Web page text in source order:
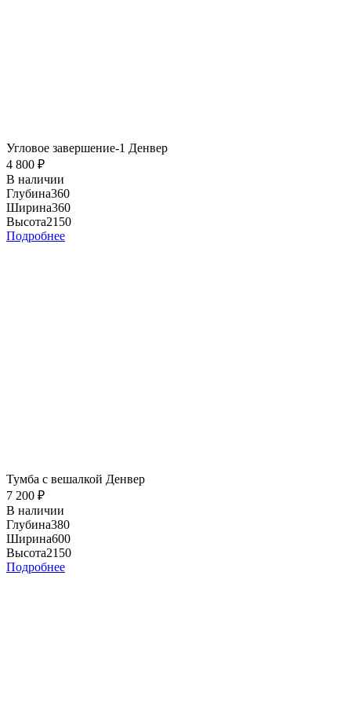
Угловое завершение-1 Денвер
4 800 ₽
В наличии
Глубина360
Ширина360
Высота2150
Подробнее
Тумба с вешалкой Денвер
7 200 ₽
В наличии
Глубина380
Ширина600
Высота2150
Подробнее